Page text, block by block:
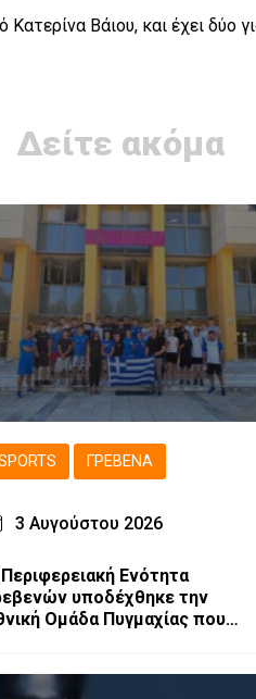
Κατερίνα Βάιου, και έχει δύο
Δείτε ακόμα
ΓΡΕΒΕΝΆ
3 Αυγούστου 2026
Ενότητα
υποδέχθηκε την
Ομάδα Πυγμαχίας που